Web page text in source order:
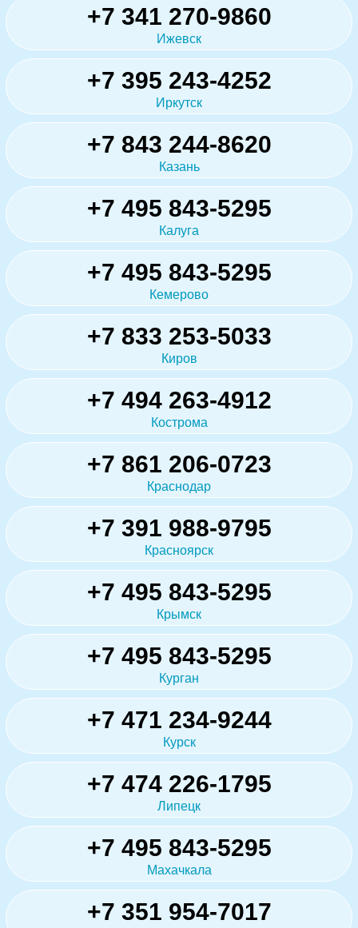
+7 341 270-9860
Ижевск
+7 395 243-4252
Иркутск
+7 843 244-8620
Казань
+7 495 843-5295
Калуга
+7 495 843-5295
Кемерово
+7 833 253-5033
Киров
+7 494 263-4912
Кострома
+7 861 206-0723
Краснодар
+7 391 988-9795
Красноярск
+7 495 843-5295
Крымск
+7 495 843-5295
Курган
+7 471 234-9244
Курск
+7 474 226-1795
Липецк
+7 495 843-5295
Махачкала
+7 351 954-7017